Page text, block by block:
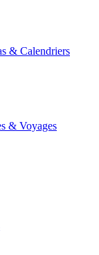
& Calendriers
& Voyages